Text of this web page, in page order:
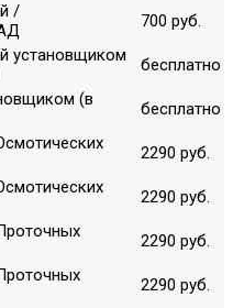
/
700 руб.
установщиком
бесплатно
(в
бесплатно
2290 руб.
2290 руб.
2290 руб.
2290 руб.